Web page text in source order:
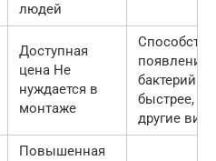
людей
Доступная
цена Не
нуждается в
монтаже
появлению
бактерий
быстрее,
другие
Повышенная